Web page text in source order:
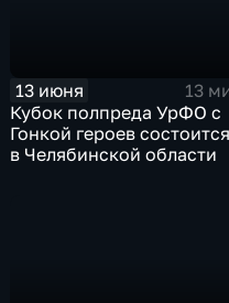
13 июня
13
Кубок полпреда УрФО с
Гонкой героев состоится
в Челябинской области